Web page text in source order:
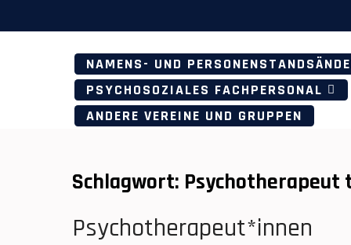
to
NAMENS- UND
PSYCHOSOZIALES FACHPERSONAL
ANDERE VEREINE UND GRUPPEN
Schlagwort: Psychotherapeut
Psychotherapeut*innen